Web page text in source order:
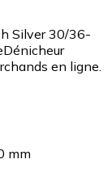
Silver 30/36-
en ligne.
mm